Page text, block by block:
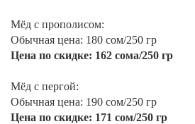
Мёд с прополисом:
Обычная цена: 180 сом/250 гр
Цена по скидке: 162 сома/250 гр
Мёд с пергой:
Обычная цена: 190 сом/250 гр
Цена по скидке: 171 сом/250 гр